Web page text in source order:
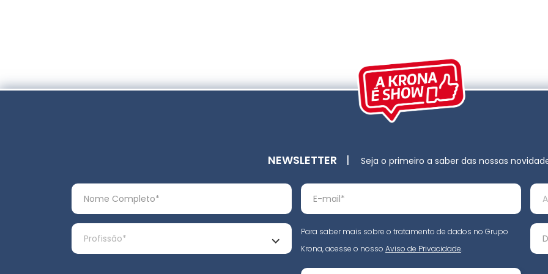
NEWSLETTER | Seja o primeiro a saber das nossas
Para saber mais sobre o tratamento de dados no Grupo
Krona, acesse o nosso Aviso de Privacidade.